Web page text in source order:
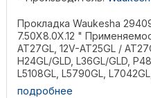
Прокладка Waukesha
7.50X8.0X.12 "
AT27GL, 12V-AT25GL /
H24GL/GLD, L36GL/GLD,
L5108GL, L5790GL, L7042GL,
подробнее